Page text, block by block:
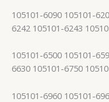
105101-6090 105101-
6242 105101-6243
105101-6500 105101-
6630 105101-6750
105101-6960 105101-